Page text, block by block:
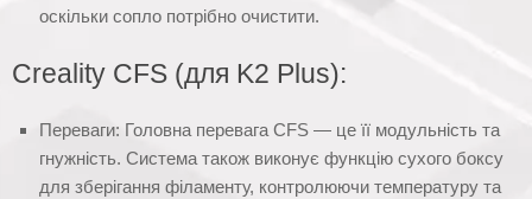
оскільки сопло потрібно очистити.
Creality CFS (для K2 Plus):
Переваги: Головна перевага CFS — це її модульність та
гнужність. Система також виконує функцію сухого боксу
для зберігання філаменту, контролюючи температуру та